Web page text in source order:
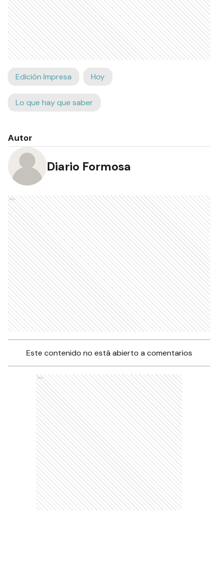
Edición Impresa Hoy
Lo que hay que saber
Autor
Diario Formosa
Ads
Este contenido no está abierto a comentarios
Ads